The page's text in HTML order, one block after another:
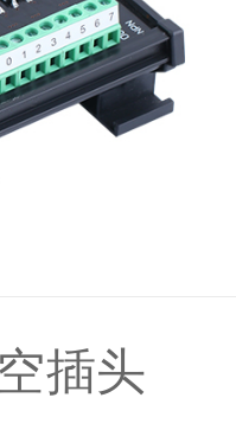
插头